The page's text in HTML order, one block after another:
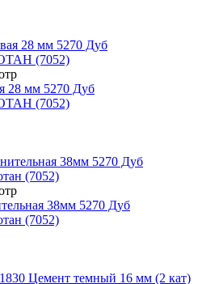
28 мм 5270 Дуб
(7052)
38мм 5270 Дуб
(7052)